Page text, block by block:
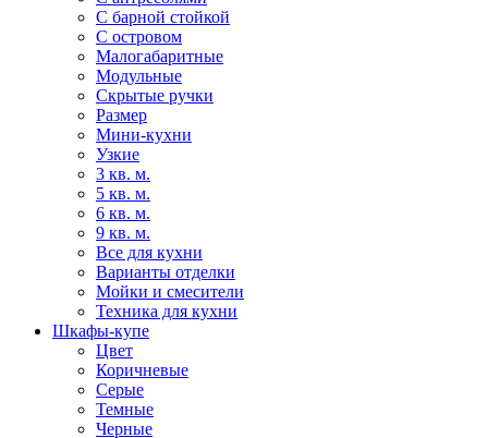
С барной стойкой
С островом
Малогабаритные
Модульные
Скрытые ручки
Размер
Мини-кухни
Узкие
3 кв. м.
5 кв. м.
6 кв. м.
9 кв. м.
Все для кухни
Варианты отделки
Мойки и смесители
Техника для кухни
Шкафы-купе
Цвет
Коричневые
Серые
Темные
Черные